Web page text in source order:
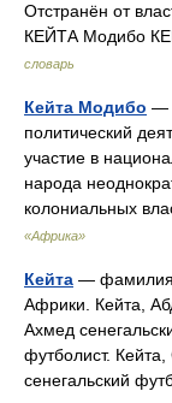
Отстранён от
КЕЙТА Модибо
словарь
Кейта Модибо —
политический
участие в
народа
колониальных
«Африка»
Кейта — фамилия,
Африки. Кейта,
Ахмед
футболист.
сенегальский